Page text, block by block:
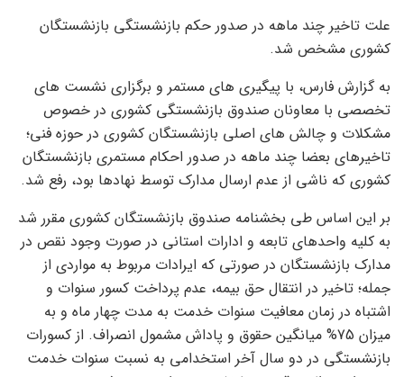
علت تاخیر چند ماهه در صدور حکم بازنشستگی بازنشستگان
کشوری مشخص شد.
به گزارش فارس، با پیگیری های مستمر و برگزاری نشست های
تخصصی با معاونان صندوق بازنشستگی کشوری در خصوص
مشکلات و چالش های اصلی بازنشستگان کشوری در حوزه فنی؛
تاخیرهای بعضا چند ماهه در صدور احکام مستمری بازنشستگان
کشوری که ناشی از عدم ارسال مدارک توسط نهادها بود، رفع شد.
بر این اساس طی بخشنامه صندوق بازنشستگان کشوری مقرر شد
به کلیه واحدهای تابعه و ادارات استانی در صورت وجود نقص در
مدارک بازنشستگان در صورتی که ایرادات مربوط به مواردی از
جمله؛ تاخیر در انتقال حق بیمه، عدم پرداخت کسور سنوات و
اشتباه در زمان معافیت سنوات خدمت به مدت چهار ماه و به
میزان 75% میانگین حقوق و پاداش مشمول انصراف. از کسورات
بازنشستگی در دو سال آخر استخدامی به نسبت سنوات خدمت